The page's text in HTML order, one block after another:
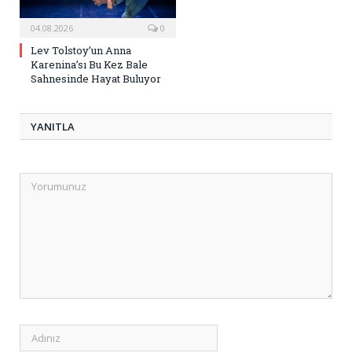
04.08.2026 0
Lev Tolstoy’un Anna
Karenina’sı Bu Kez Bale
Sahnesinde Hayat Buluyor
YANITLA